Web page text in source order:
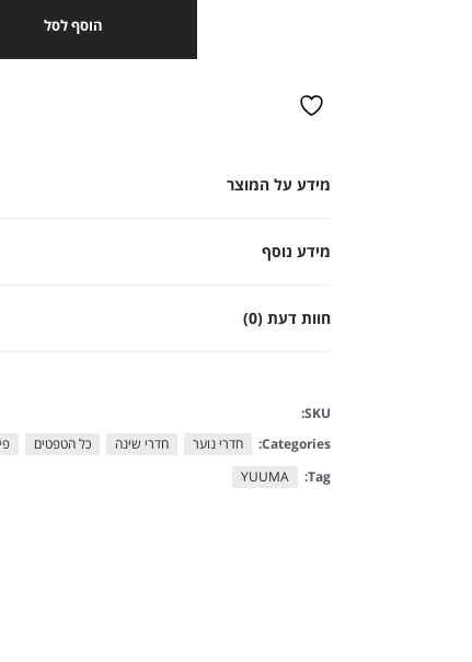
הוסף לסל
מידע על המוצר
מידע נוסף
חוות דעת (0)
SKU:
Categories:
חדרי נוער חדרי שינה כל הטפטים
Tag:
YUUMA